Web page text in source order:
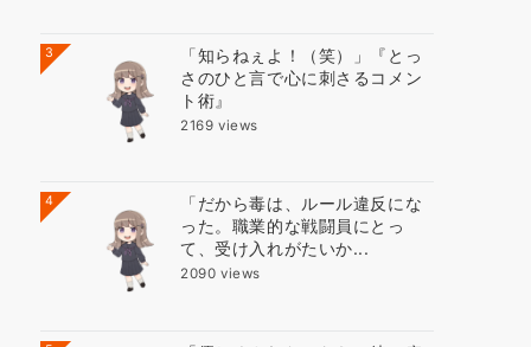
3
「知らねぇよ！（笑）」『とっ
さのひと言で心に刺さるコメン
ト術』
2169 views
4
「だから毒は、ルール違反にな
った。職業的な戦闘員にとっ
て、受け入れがたいか...
2090 views